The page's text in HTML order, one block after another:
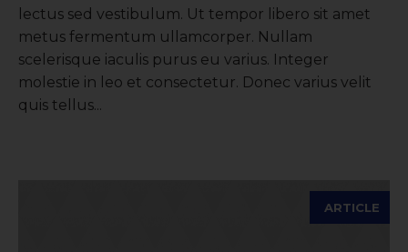
lectus sed vestibulum. Ut tempor libero sit amet
metus fermentum ullamcorper. Nullam
scelerisque iaculis purus eu varius. Integer
molestie in leo et consectetur. Donec varius velit
quis tellus...
ARTICLE